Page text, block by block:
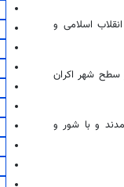
اسلامی و
سطح شهر اکران
و با شور و